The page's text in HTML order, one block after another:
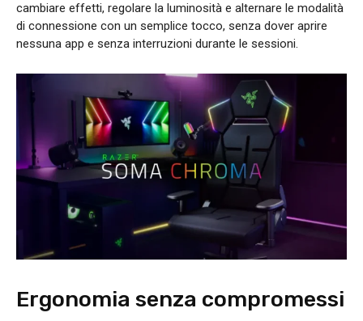
cambiare effetti, regolare la luminosità e alternare le modalità
di connessione con un semplice tocco, senza dover aprire
nessuna app e senza interruzioni durante le sessioni.
Ergonomia senza compromessi